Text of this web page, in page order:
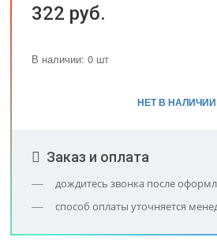
322 руб.
В наличии: 0 шт
НЕТ В НАЛИЧИИ
Заказ и оплата
дождитесь звонка после
способ оплаты уточняется